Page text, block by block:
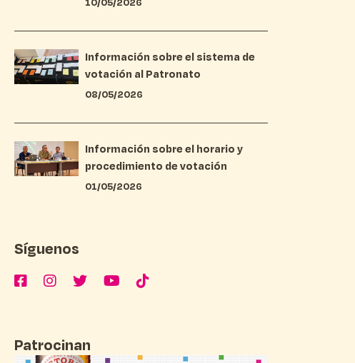
10/05/2026
Información sobre el sistema de
votación al Patronato
08/05/2026
Información sobre el horario y
procedimiento de votación
01/05/2026
Síguenos
Patrocinan